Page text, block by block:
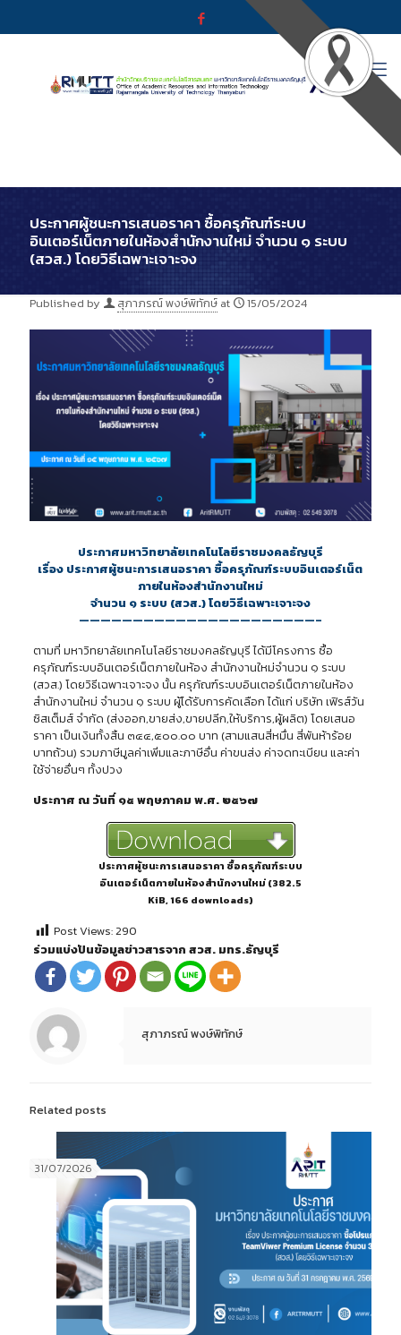
ประกาศผู้ชนะการเสนอราคา ซื้อครุภัณฑ์ระบบ
อินเตอร์เน็ตภายในห้องสำนักงานใหม่ จำนวน ๑ ระบบ
(สวส.) โดยวิธีเฉพาะเจาะจง
Published by สุภาภรณ์ พงษ์พิทักษ์ at 15/05/2024
ประกาศมหาวิทยาลัยเทคโนโลยีราชมงคลธัญบุรี
เรื่อง ประกาศผู้ชนะการเสนอราคา ซื้อครุภัณฑ์ระบบอินเตอร์เน็ต
ภายในห้องสำนักงานใหม่
จำนวน ๑ ระบบ (สวส.) โดยวิธีเฉพาะเจาะจง
——————————————————————–
ตามที่ มหาวิทยาลัยเทคโนโลยีราชมงคลธัญบุรี ได้มีโครงการ ซื้อ
ครุภัณฑ์ระบบอินเตอร์เน็ตภายในห้อง สำนักงานใหม่จำนวน ๑ ระบบ
(สวส.) โดยวิธีเฉพาะเจาะจง นั้น ครุภัณฑ์ระบบอินเตอร์เน็ตภายในห้อง
สำนักงานใหม่ จำนวน ๑ ระบบ ผู้ได้รับการคัดเลือก ได้แก่ บริษัท เฟิรส์วัน
ซิสเต็มส์ จำกัด (ส่งออก,ขายส่ง,ขายปลีก,ให้บริการ,ผู้ผลิต) โดยเสนอ
ราคา เป็นเงินทั้งสิ้น ๓๔๔,๕๐๐.๐๐ บาท (สามแสนสี่หมื่น สี่พันห้าร้อย
บาทถ้วน) รวมภาษีมูลค่าเพิ่มและภาษีอื่น ค่าขนส่ง ค่าจดทะเบียน และค่า
ใช้จ่ายอื่นๆ ทั้งปวง
ประกาศ ณ วันที่ ๑๕ พฤษภาคม พ.ศ. ๒๕๖๗
ประกาศผู้ชนะการเสนอราคา ซื้อครุภัณฑ์ระบบ
อินเตอร์เน็ตภายในห้องสำนักงานใหม่ (382.5
KiB, 166 downloads)
Post Views:290
ร่วมแบ่งปันข้อมูลข่าวสารจาก สวส. มทร.ธัญบุรี
สุภาภรณ์ พงษ์พิทักษ์
Related posts
31/07/2026